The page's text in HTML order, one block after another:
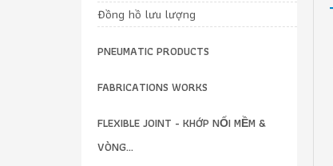
Đồng hồ lưu lượng
PNEUMATIC PRODUCTS
FABRICATIONS WORKS
FLEXIBLE JOINT - KHỚP NỐI MỀM &
VÒNG...